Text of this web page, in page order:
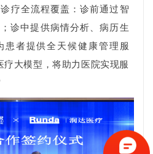
疗全流程覆盖：诊前通过智
诊中提供病情分析、病历生
患者提供全天候健康管理服
疗大模型，将助力医院实现服